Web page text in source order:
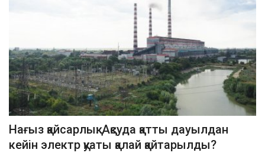
Нағыз қайсарлық: Ақсуда қатты дауылдан
кейін электр қуаты қалай қайтарылды?